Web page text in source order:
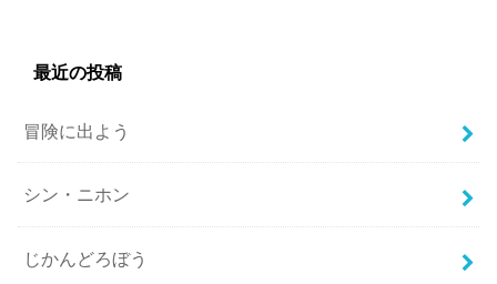
最近の投稿
冒険に出よう
シン・ニホン
じかんどろぼう